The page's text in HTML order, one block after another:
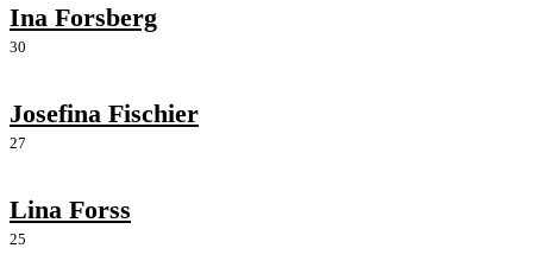
Ina Forsberg
30
Josefina Fischier
27
Lina Forss
25